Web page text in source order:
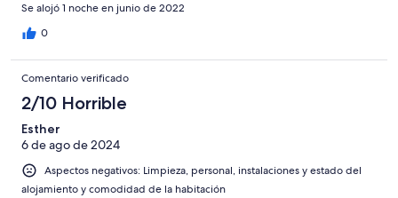
Se alojó 1 noche en junio de 2022
0
Comentario verificado
2/10 Horrible
Esther
6 de ago de 2024
Aspectos negativos: Limpieza, personal, instalaciones y estado del
alojamiento y comodidad de la habitación